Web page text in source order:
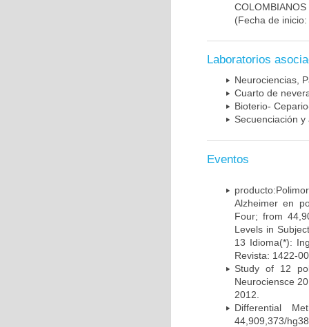
(Fecha de
Laboratorios
Neurociencias,
Cuarto de
Bioterio-
Secuenciación
Eventos
Alzheimer en
Four; from
Levels in
13 Idioma(*):
Revista: 1422-
Study of 12
Neurociensce
2012.
Differential
44,909,373/